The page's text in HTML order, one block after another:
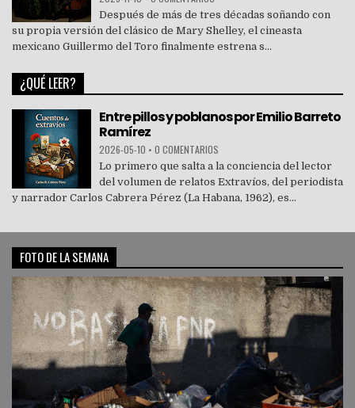
Después de más de tres décadas soñando con
su propia versión del clásico de Mary Shelley, el cineasta
mexicano Guillermo del Toro finalmente estrena s...
¿QUÉ LEER?
Entre pillos y poblanos por Emilio Barreto
Ramírez
2026-05-10 • 0 COMENTARIOS
Lo primero que salta a la conciencia del lector
del volumen de relatos Extravíos, del periodista
y narrador Carlos Cabrera Pérez (La Habana, 1962), es...
FOTO DE LA SEMANA